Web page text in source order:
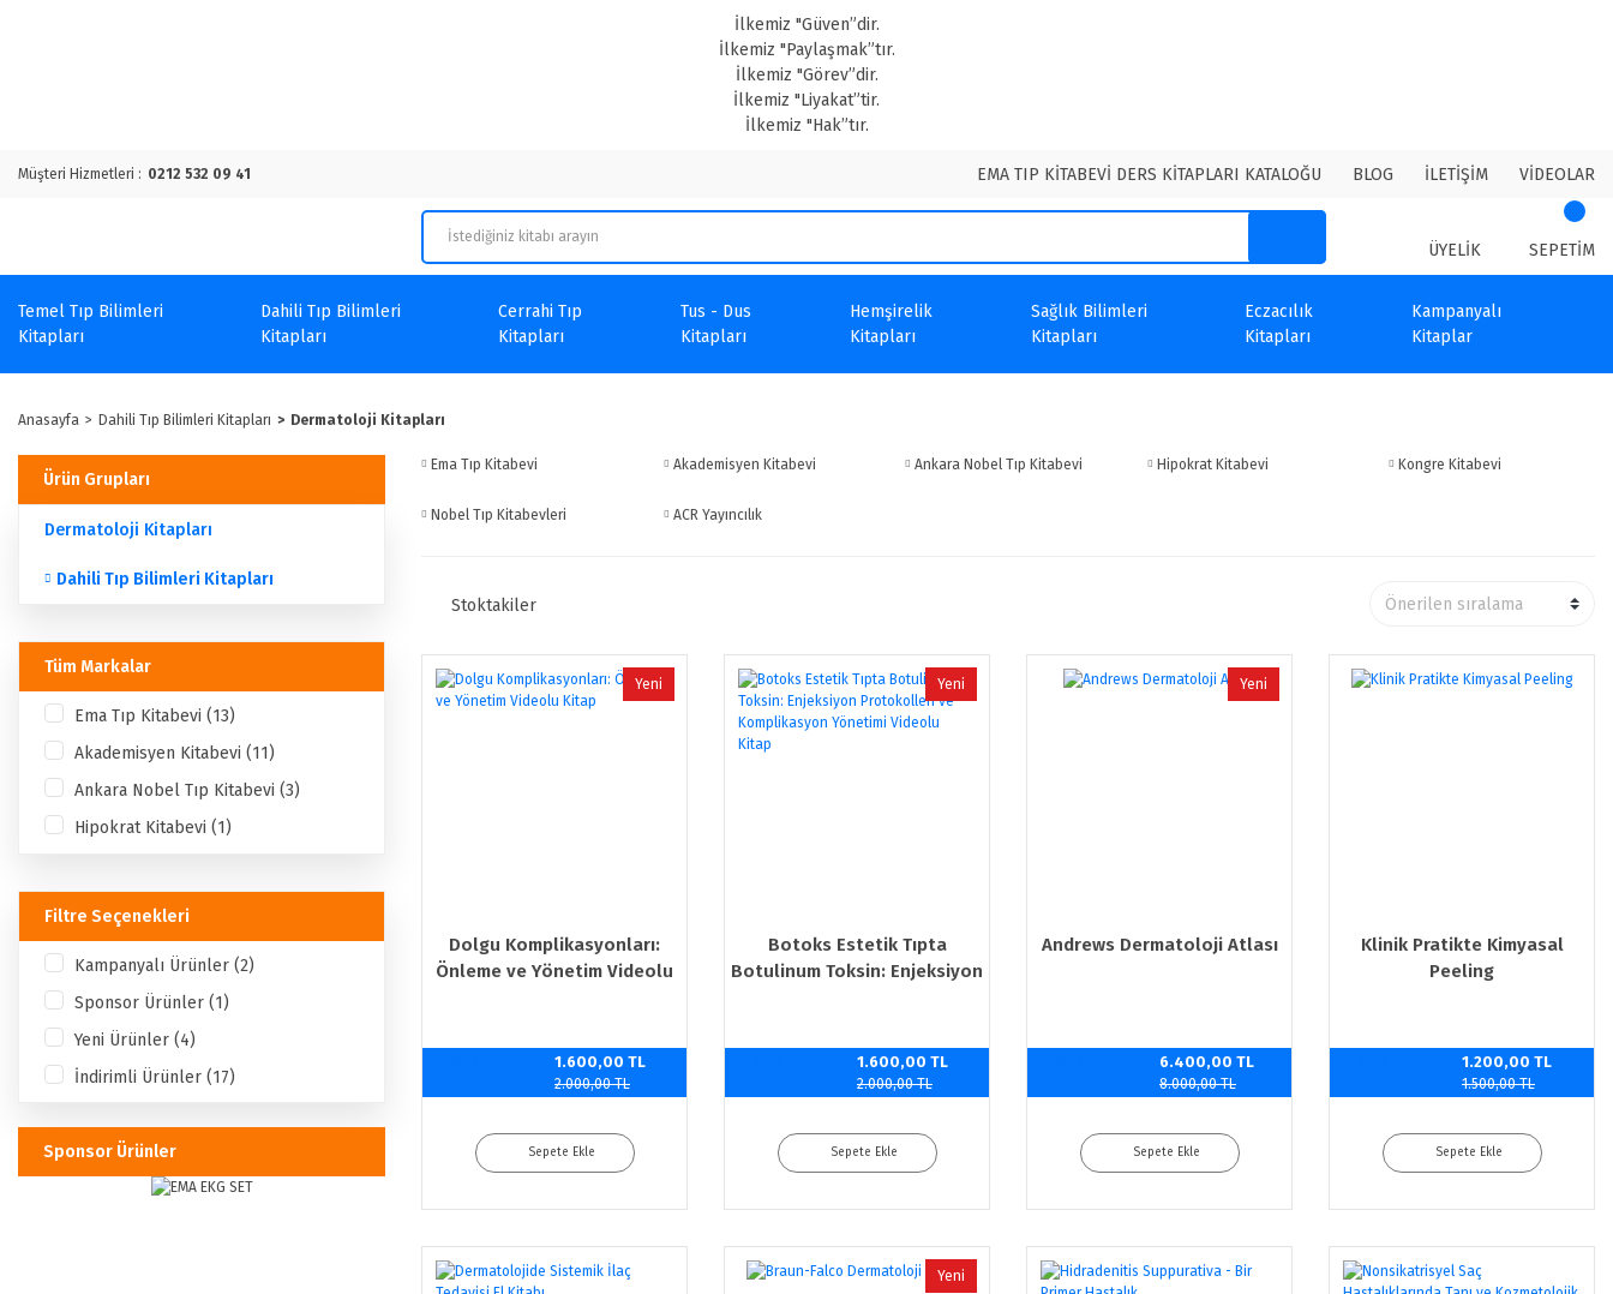
İlkemiz "Güven”dir.
İlkemiz "Paylaşmak”tır.
İlkemiz "Görev”dir.
İlkemiz "Liyakat”tir.
İlkemiz "Hak”tır.
Müşteri Hizmetleri : 0212 532 09 41 EMA TIP KİTABEVİ DERS KİTAPLARI KATALOĞU BLOG İLETİŞİM VİDEOLAR
ÜYELİK SEPETİM
Temel Tıp Bilimleri
Kitapları
Dahili Tıp Bilimleri
Kitapları
Cerrahi Tıp
Kitapları
Tus - Dus
Kitapları
Hemşirelik
Kitapları
Sağlık Bilimleri
Kitapları
Eczacılık
Kitapları
Kampanyalı
Kitaplar
Anasayfa Dahili Tıp Bilimleri Kitapları Dermatoloji Kitapları
Ürün Grupları
Dermatoloji Kitapları
Dahili Tıp Bilimleri Kitapları
Tüm Markalar
Ema Tıp Kitabevi (13)
Akademisyen Kitabevi (11)
Ankara Nobel Tıp Kitabevi (3)
Hipokrat Kitabevi (1)
ACR Yayıncılık (1)
Filtre Seçenekleri
Kampanyalı Ürünler (2)
Sponsor Ürünler (1)
Yeni Ürünler (4)
İndirimli Ürünler (17)
Sponsor Ürünler
Ema Tıp Kitabevi Akademisyen Kitabevi Ankara Nobel Tıp Kitabevi Hipokrat Kitabevi Kongre Kitabevi
Nobel Tıp Kitabevleri ACR Yayıncılık
Stoktakiler
Yeni
Dolgu Komplikasyonları:
Önleme ve Yönetim Videolu
1.600,00 TL
2.000,00 TL
Sepete Ekle
Yeni
Botoks Estetik Tıpta
Botulinum Toksin: Enjeksiyon
1.600,00 TL
2.000,00 TL
Sepete Ekle
Yeni
Andrews Dermatoloji Atlası
6.400,00 TL
8.000,00 TL
Sepete Ekle
Klinik Pratikte Kimyasal
Peeling
1.200,00 TL
1.500,00 TL
Sepete Ekle
Yeni